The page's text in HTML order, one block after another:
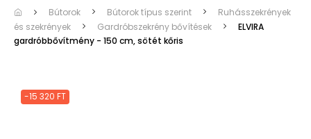
Bútorok Bútorok típus szerint
Ruhásszekrények
és szekrények
Gardróbszekrény bővítések
ELVIRA
gardróbbővítmény - 150 cm, sötét kőris
-15 320 FT